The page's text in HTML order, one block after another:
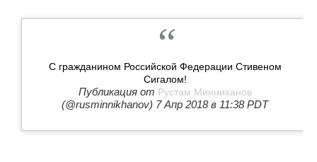
ТОРГОВЫЕ ЦЕНТРЫ
МАШИНОСТРОЕНИЕ
БИЗНЕС
РОЗНИЧНАЯ ТОРГОВЛЯ
ТРАНСПОРТ
НОВОСТИ ТЕХНОЛОГИЙ
НОВОСТИ МЕРОПРИЯТИЙ
С гражданином Российской Федерации Стивеном
Сигалом!
Публикация от Рустам Минниханов
(@rusminnikhanov) 7 Апр 2018 в 11:38 PDT